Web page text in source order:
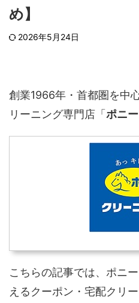
め】
2026年5月24日
創業1966年・首都圏を中
リーニング専門店「ポニ
こちらの記事では、ポニ
えるクーポン・宅配クリ